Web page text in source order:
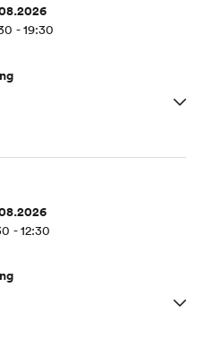
- 19:30
- 12:30